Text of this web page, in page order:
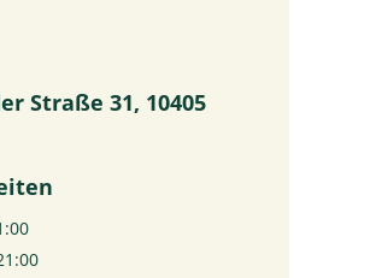
Straße 31, 10405